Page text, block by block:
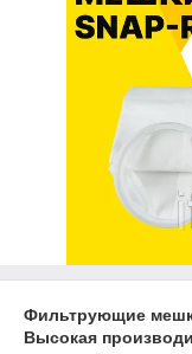
Фильтрующие
Высокая